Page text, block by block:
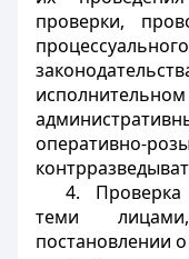
проверки,
4.
теми
постановлении